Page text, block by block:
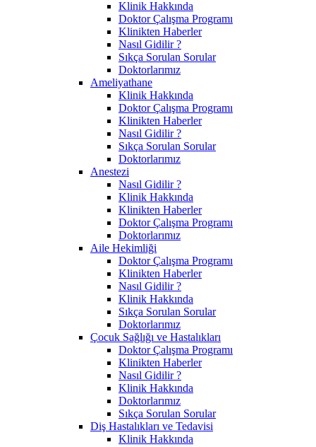
Klinik Hakkında
Doktor Çalışma Programı
Klinikten Haberler
Nasıl Gidilir ?
Sıkça Sorulan Sorular
Doktorlarımız
Ameliyathane
Klinik Hakkında
Doktor Çalışma Programı
Klinikten Haberler
Nasıl Gidilir ?
Sıkça Sorulan Sorular
Doktorlarımız
Anestezi
Nasıl Gidilir ?
Klinik Hakkında
Klinikten Haberler
Doktor Çalışma Programı
Doktorlarımız
Aile Hekimliği
Doktor Çalışma Programı
Klinikten Haberler
Nasıl Gidilir ?
Klinik Hakkında
Sıkça Sorulan Sorular
Doktorlarımız
Çocuk Sağlığı ve Hastalıkları
Doktor Çalışma Programı
Klinikten Haberler
Nasıl Gidilir ?
Klinik Hakkında
Doktorlarımız
Sıkça Sorulan Sorular
Diş Hastalıkları ve Tedavisi
Klinik Hakkında